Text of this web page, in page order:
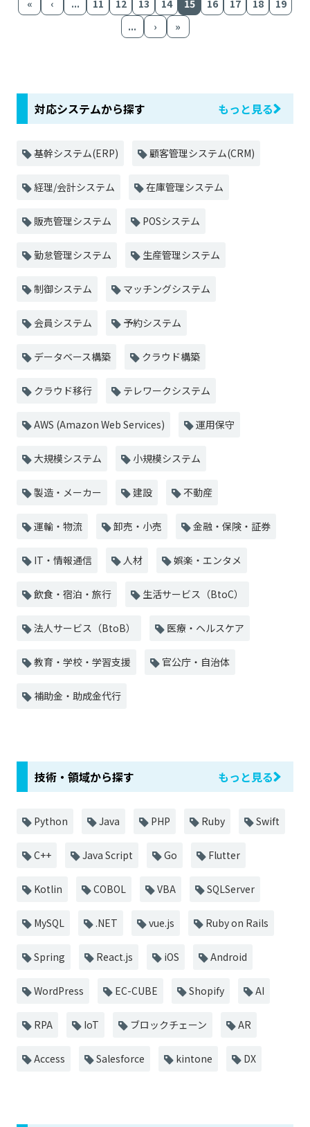
« ‹ ... 11 12 13 14 15 16 17 18
19
...
› »
対応システムから探す もっと見る
基幹システム(ERP) 顧客管理システム(CRM)
経理/会計システム 在庫管理システム
販売管理システム POSシステム
勤怠管理システム 生産管理システム
制御システム マッチングシステム
会員システム 予約システム
データベース構築 クラウド構築
クラウド移行 テレワークシステム
AWS (Amazon Web Services) 運用保守
大規模システム 小規模システム
製造・メーカー 建設 不動産
運輸・物流 卸売・小売 金融・保険・証券
IT・情報通信 人材 娯楽・エンタメ
飲食・宿泊・旅行 生活サービス（BtoC）
法人サービス（BtoB） 医療・ヘルスケア
教育・学校・学習支援 官公庁・自治体
補助金・助成金代行
技術・領域から探す もっと見る
Python Java PHP Ruby Swift
C++ Java Script Go Flutter
Kotlin COBOL VBA SQLServer
MySQL .NET vue.js Ruby on Rails
Spring React.js iOS Android
WordPress EC-CUBE Shopify AI
RPA IoT ブロックチェーン AR
Access Salesforce kintone DX